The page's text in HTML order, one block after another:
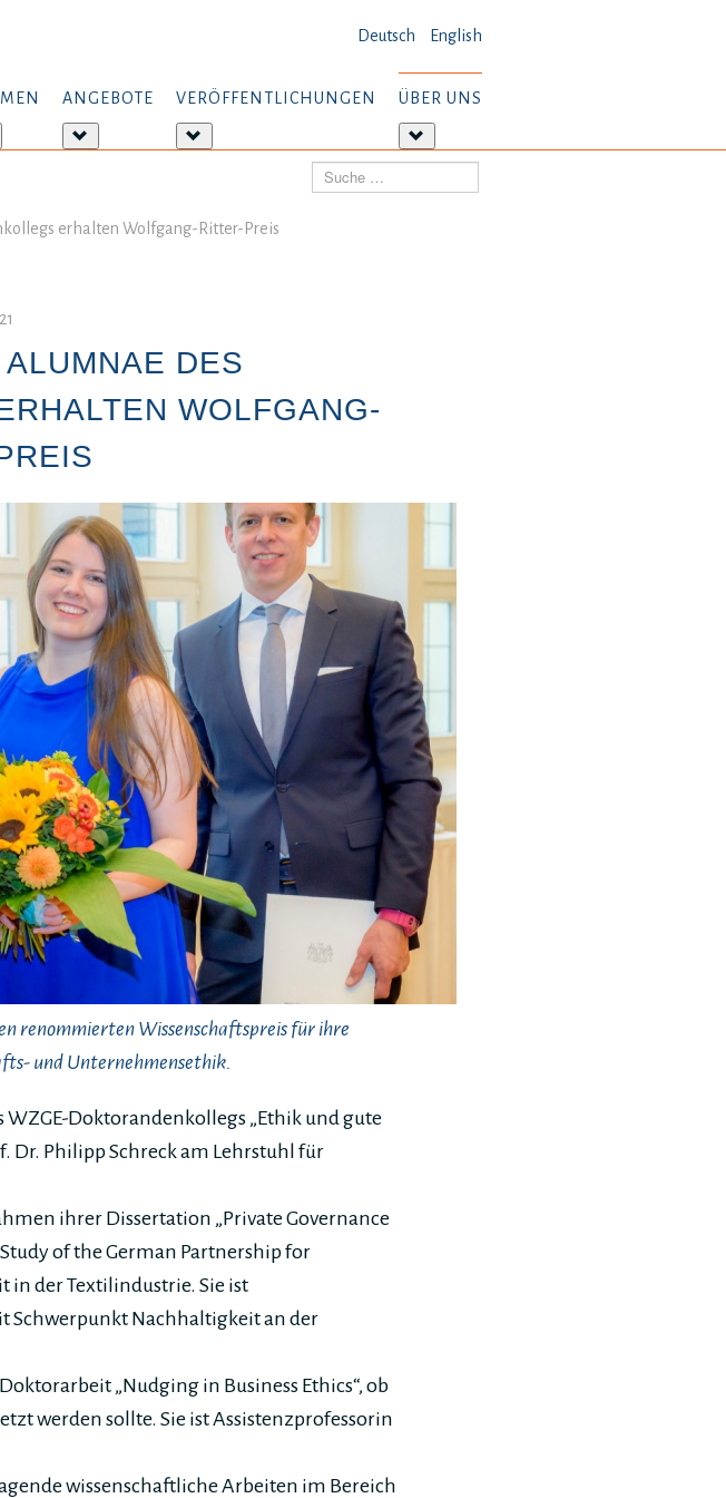
Deutsch English
ANGEBOTE
Informationen:
VERÖFFENTLICHUNGEN
Informationen:
ÜBER UNS
Informationen:
uns
Suchen
erhalten Wolfgang-Ritter-Preis
DES
WOLFGANG-
renommierten Wissenschaftspreis für ihre
und Unternehmensethik.
Doktorandenkollegs „Ethik und gute
Philipp Schreck am Lehrstuhl für
ihrer Dissertation „Private Governance
of the German Partnership for
in der Textilindustrie. Sie ist
Schwerpunkt Nachhaltigkeit an der
„Nudging in Business Ethics“, ob
werden sollte. Sie ist Assistenzprofessorin
wissenschaftliche Arbeiten im Bereich